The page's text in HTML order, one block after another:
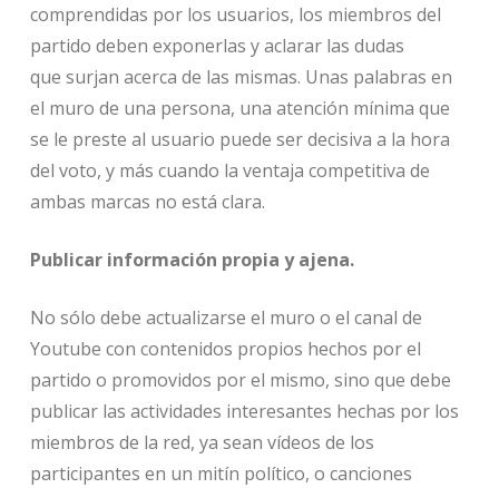
comprendidas por los usuarios, los miembros del
partido deben exponerlas y aclarar las dudas
que surjan acerca de las mismas. Unas palabras en
el muro de una persona, una atención mínima que
se le preste al usuario puede ser decisiva a la hora
del voto, y más cuando la ventaja competitiva de
ambas marcas no está clara.
Publicar información propia y ajena.
No sólo debe actualizarse el muro o el canal de
Youtube con contenidos propios hechos por el
partido o promovidos por el mismo, sino que debe
publicar las actividades interesantes hechas por los
miembros de la red, ya sean vídeos de los
participantes en un mitín político, o canciones